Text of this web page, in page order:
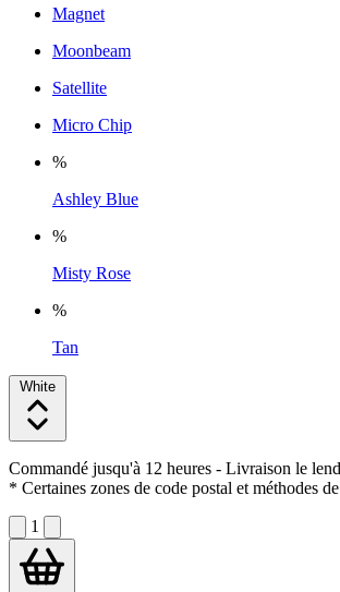
Magnet
Moonbeam
Satellite
Micro Chip
%
Ashley Blue
%
Misty Rose
%
Tan
White
Commandé jusqu'à 12 heures - Livraison le
* Certaines zones de code postal et méthodes
1